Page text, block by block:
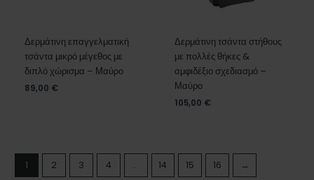
Δερμάτινη επαγγελματική
τσάντα μικρό μέγεθος με
διπλό χώρισμα – Μαύρο
89,00 €
Δερμάτινη τσάντα στήθους
με πολλές θήκες &
αμφιδέξιο σχεδιασμό –
Μαύρο
105,00 €
1 2 3 4 … 14 15 16 →